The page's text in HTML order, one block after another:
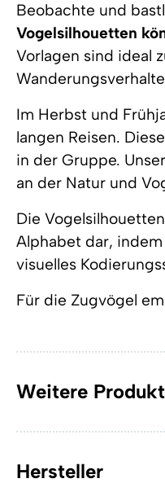
Beobachte und
Vogelsilhouetten
Vorlagen sind ideal
Im Herbst und
langen Reisen.
in der Gruppe.
an der Natur und
Die
Alphabet dar,
visuelles
Für die Zugvögel
Weitere
Hersteller